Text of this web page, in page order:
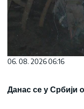
06. 08. 2026 06:16
Данас се у Србији